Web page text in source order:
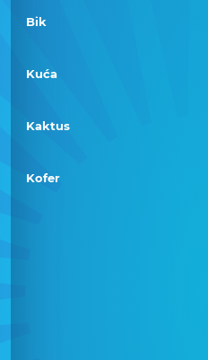
Bik
Kuća
Kaktus
Kofer